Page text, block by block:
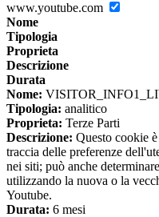
www.youtube.com
Nome
Tipologia
Proprieta
Descrizione
Durata
Nome:
Tipologia: analitico
Proprieta: Terze Parti
Descrizione: Questo cookie
traccia delle preferenze
nei siti; può anche
utilizzando la nuova o la
Youtube.
Durata: 6 mesi